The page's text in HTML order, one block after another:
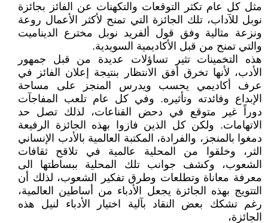
مثل كل عام تكثر التوقعات والتكهنات عن الفائز بجائزة
نوبل للآداب، تلك الجائزة التي تمنح لأكثر الأعمال روعة
ونزعة مثالية وفق قول ألفريد نوبل مخترع الديناميت
والتي تمنح من قبل الأكاديمية السويدية.
هذه التخمينات تثير تساؤلات عديدة من قبل جمهور
الأدب، لأنها تخرق أفق الانتظار بنتيجة إعلان الفائز في
عرف أكاديمي يحسب ويدرس المنجز على مساحة
الإبداع وفائدته وتأثيره. وفي كل عام تلعب المفاجآت
دوراً غير متوقع في دحض القناعات، لذلك تصل حد
الاتهامات. ولكن كل الذين فازوا بهذه الجائزة الرفيعة
دمغوا بالمنجز، والفرادة، المكتبة العالمية بالأدب الإنساني
الثر، وخلقوا من المحلية عالمية في تلاقح ثقافات
الشعوب، وكشف جوانب تلك المحلية ببساطتها الى
معرفة معاناة وتطلعات وطرق تفكير الشعوب، لذلك أن
التتويج بهذه الجائزة يجعل الأدباء من أساطين العالمية،
رغم تشكك بعض النقاد بآلية اختيار الأدباء لنيل هذه
الجائزة،